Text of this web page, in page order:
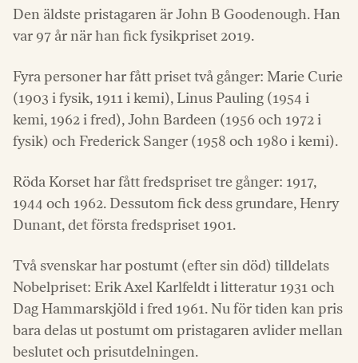
Den äldste pristagaren är John B Goodenough. Han
var 97 år när han fick fysikpriset 2019.
Fyra personer har fått priset två gånger: Marie Curie
(1903 i fysik, 1911 i kemi), Linus Pauling (1954 i
kemi, 1962 i fred), John Bardeen (1956 och 1972 i
fysik) och Frederick Sanger (1958 och 1980 i kemi).
Röda Korset har fått fredspriset tre gånger: 1917,
1944 och 1962. Dessutom fick dess grundare, Henry
Dunant, det första fredspriset 1901.
Två svenskar har postumt (efter sin död) tilldelats
Nobelpriset: Erik Axel Karlfeldt i litteratur 1931 och
Dag Hammarskjöld i fred 1961. Nu för tiden kan pris
bara delas ut postumt om pristagaren avlider mellan
beslutet och prisutdelningen.